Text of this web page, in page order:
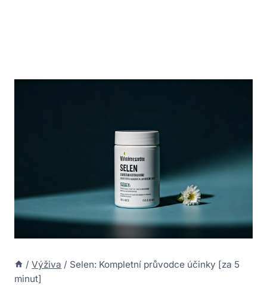
/ Výživa / Selen: Kompletní průvodce účinky [za 5
minut]